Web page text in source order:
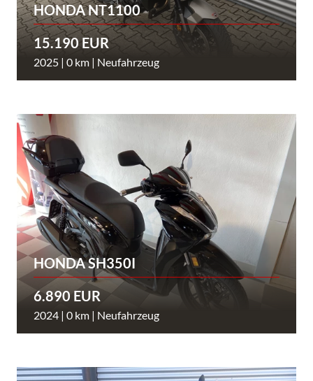
HONDA NT1100
15.190 EUR
2025 | 0 km | Neufahrzeug
HONDA SH350I
6.890 EUR
2024 | 0 km | Neufahrzeug